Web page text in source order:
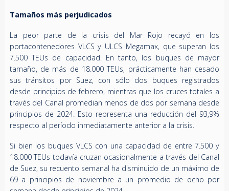
Tamaños más perjudicados
La peor parte de la crisis del Mar Rojo recayó en los
portacontenedores VLCS y ULCS Megamax, que superan los
7.500 TEUs de capacidad. En tanto, los buques de mayor
tamaño, de más de 18.000 TEUs, prácticamente han cesado
sus tránsitos por Suez, con sólo dos buques registrados
desde principios de febrero, mientras que los cruces totales a
través del Canal promedian menos de dos por semana desde
principios de 2024. Esto representa una reducción del 93,9%
respecto al período inmediatamente anterior a la crisis.
Si bien los buques VLCS con una capacidad de entre 7.500 y
18.000 TEUs todavía cruzan ocasionalmente a través del Canal
de Suez, su recuento semanal ha disminuido de un máximo de
69 a principios de noviembre a un promedio de ocho por